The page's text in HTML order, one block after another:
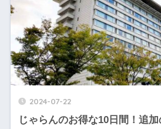
2024-07-22
じゃらんのお得な10日間！追